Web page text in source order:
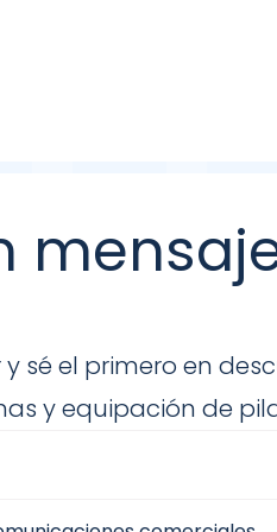
sé el primero en
y equipación de